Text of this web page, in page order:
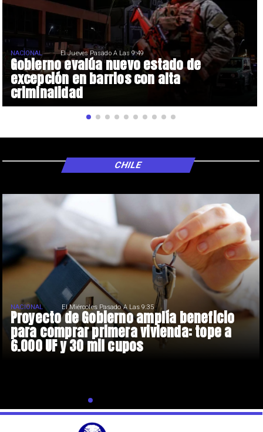
Gobierno evalúa nuevo estado de
excepción en barrios con alta
criminalidad
NACIONAL El Jueves Pasado A Las 9:49
Proyecto de Gobierno amplía beneficio
para comprar primera vivienda: tope a
6.000 UF y 30 mil cupos
NACIONAL El Miércoles Pasado A Las 9:35
CHILE